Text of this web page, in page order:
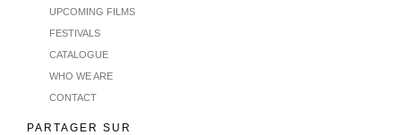
UPCOMING FILMS
FESTIVALS
CATALOGUE
WHO WE ARE
CONTACT
PARTAGER SUR